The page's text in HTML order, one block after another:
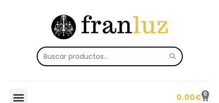
0.00€ 0